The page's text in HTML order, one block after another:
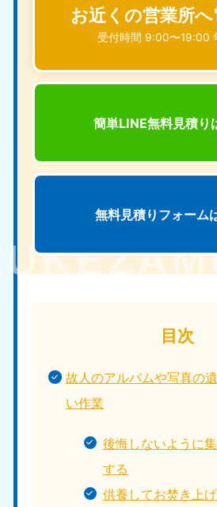
お近くの営業所へ
受付時間 9:00〜19:00
簡単LINE無料見積り
無料見積りフォーム
目次
故人のアルバムや写真の
い作業
後悔しないように
する
供養してお焚き上